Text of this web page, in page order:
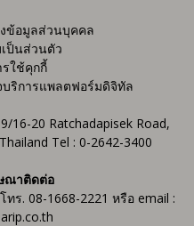
ข้อมูลส่วนบุคคล
ป็นส่วนตัว
ใช้คุกกี้
บริการแพลตฟอร์มดิจิทัล
16-20 Ratchadapisek Road,
Tel : 0-2642-3400
ณาติดต่อ
. 08-1668-2221 หรือ email :